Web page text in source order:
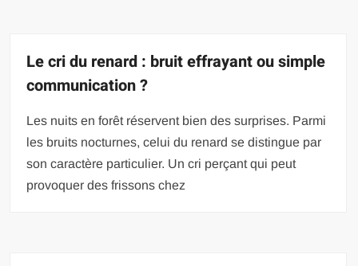
Le cri du renard : bruit effrayant ou simple
communication ?
Les nuits en forêt réservent bien des surprises. Parmi
les bruits nocturnes, celui du renard se distingue par
son caractère particulier. Un cri perçant qui peut
provoquer des frissons chez